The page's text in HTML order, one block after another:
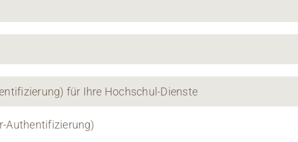
für Ihre Hochschul-Dienste
Authentifizierung)